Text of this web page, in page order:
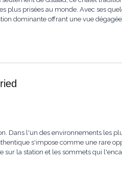
plus prisées au monde. Avec ses
dominante offrant une vue
Dans l'un des environnements les
s'impose comme une rare
sur la station et les sommets qui